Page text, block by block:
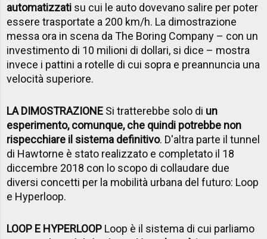
automatizzati su cui le auto dovevano salire per poter
essere trasportate a 200 km/h. La dimostrazione
messa ora in scena da The Boring Company – con un
investimento di 10 milioni di dollari, si dice – mostra
invece i pattini a rotelle di cui sopra e preannuncia una
velocità superiore.
LA DIMOSTRAZIONE Si tratterebbe solo di un
esperimento, comunque, che quindi potrebbe non
rispecchiare il sistema definitivo. D'altra parte il tunnel
di Hawtorne è stato realizzato e completato il 18
diccembre 2018 con lo scopo di collaudare due
diversi concetti per la mobilità urbana del futuro: Loop
e Hyperloop.
LOOP E HYPERLOOP Loop è il sistema di cui parliamo